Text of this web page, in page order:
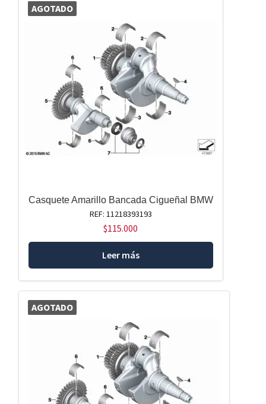
AGOTADO
Casquete Amarillo Bancada Cigueñal BMW
REF: 11218393193
$115.000
Leer más
AGOTADO